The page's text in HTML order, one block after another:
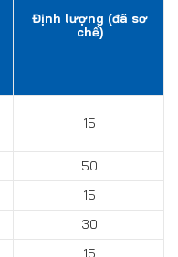
Định lượng (đã sơ
chế)
15
50
15
30
15